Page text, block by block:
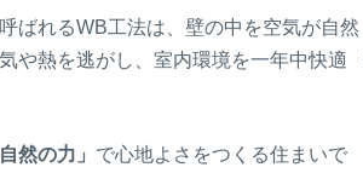
ばれるWB工法は、壁の中を空気が自然
や熱を逃がし、室内環境を一年中快適
自然の力」 で心地よさをつくる住まいで